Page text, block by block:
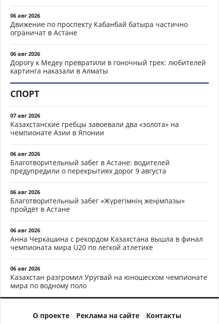
06 авг 2026
Движение по проспекту Кабанбай батыра частично
ограничат в Астане
06 авг 2026
Дорогу к Медеу превратили в гоночный трек: любителей
картинга наказали в Алматы
СПОРТ
07 авг 2026
Казахстанские гребцы завоевали два «золота» на
чемпионате Азии в Японии
06 авг 2026
Благотворительный забег в Астане: водителей
предупредили о перекрытиях дорог 9 августа
06 авг 2026
Благотворительный забег «Жүрегімнің жеңімпазы»
пройдёт в Астане
06 авг 2026
Анна Черкашина с рекордом Казахстана вышла в финал
чемпионата мира U20 по лёгкой атлетике
06 авг 2026
Казахстан разгромил Уругвай на юношеском чемпионате
мира по водному поло
О проекте Реклама на сайте Контакты